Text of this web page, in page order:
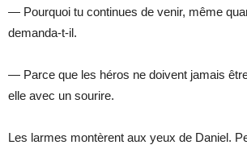
— Pourquoi tu continues de venir, même
demanda-t-il.
— Parce que les héros ne doivent jamais
elle avec un sourire.
Les larmes montèrent aux yeux de Daniel.